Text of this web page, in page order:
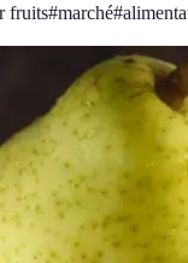
fruits#marché#